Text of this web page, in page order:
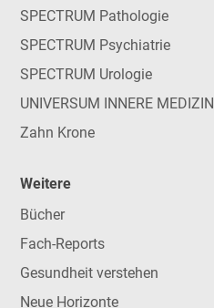
SPECTRUM Pathologie
SPECTRUM Psychiatrie
SPECTRUM Urologie
UNIVERSUM INNERE MEDIZIN
Zahn Krone
Weitere
Bücher
Fach-Reports
Gesundheit verstehen
Neue Horizonte